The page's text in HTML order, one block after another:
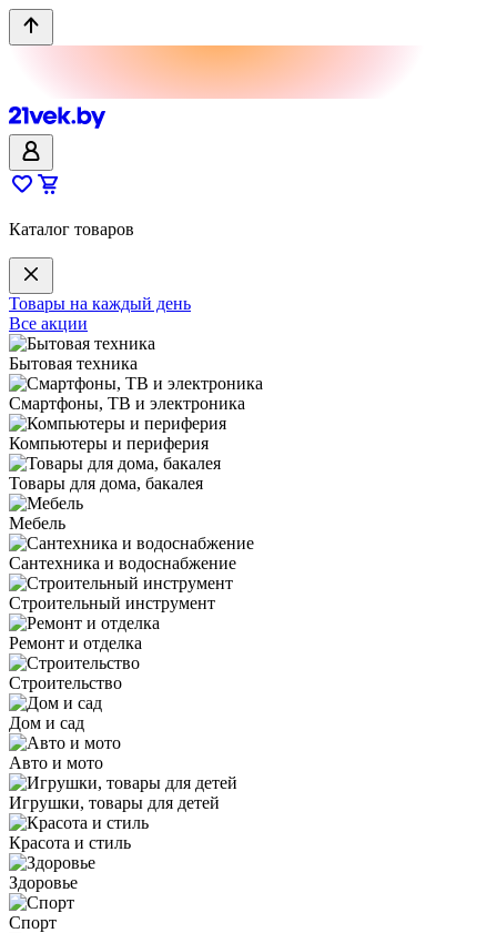
Каталог товаров
Товары на каждый день
Все акции
Бытовая техника
Смартфоны, ТВ и электроника
Компьютеры и периферия
Товары для дома, бакалея
Мебель
Сантехника и водоснабжение
Строительный инструмент
Ремонт и отделка
Строительство
Дом и сад
Авто и мото
Игрушки, товары для детей
Красота и стиль
Здоровье
Спорт